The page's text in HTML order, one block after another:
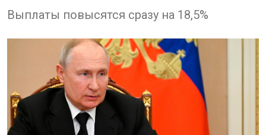
Выплаты повысятся сразу на 18,5%